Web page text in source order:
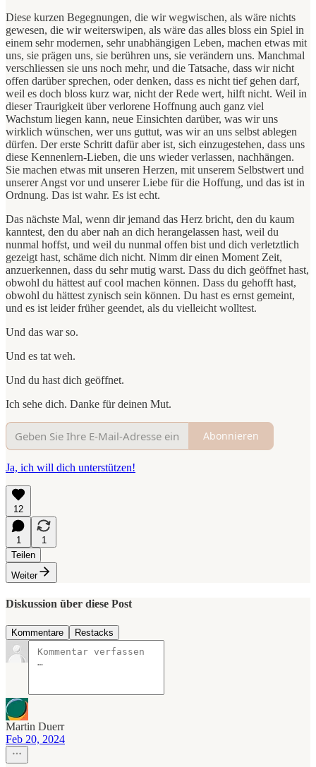
Diese kurzen Begegnungen, die wir wegwischen, als wäre nichts
gewesen, die wir weiterswipen, als wäre das alles bloss ein Spiel in
einem sehr modernen, sehr unabhängigen Leben, machen etwas mit
uns, sie prägen uns, sie berühren uns, sie verändern uns. Manchmal
verschliessen sie uns noch mehr, und die Tatsache, dass wir nicht
offen darüber sprechen, oder denken, dass es nicht tief gehen darf,
weil es doch bloss kurz war, nicht der Rede wert, hilft nicht. Weil in
dieser Traurigkeit über verlorene Hoffnung auch ganz viel
Wachstum liegen kann, neue Einsichten darüber, was wir uns
wirklich wünschen, wer uns guttut, was wir an uns selbst ablegen
dürfen. Der erste Schritt dafür aber ist, sich einzugestehen, dass uns
diese Kennenlern-Lieben, die uns wieder verlassen, nachhängen.
Sie machen etwas mit unseren Herzen, mit unserem Selbstwert und
unserer Angst vor und unserer Liebe für die Hoffung, und das ist in
Ordnung. Das ist wahr. Es ist echt.
Das nächste Mal, wenn dir jemand das Herz bricht, den du kaum
kanntest, den du aber nah an dich herangelassen hast, weil du
nunmal hoffst, und weil du nunmal offen bist und dich verletztlich
gezeigt hast, schäme dich nicht. Nimm dir einen Moment Zeit,
anzuerkennen, dass du sehr mutig warst. Dass du dich geöffnet hast,
obwohl du hättest auf cool machen können. Dass du gehofft hast,
obwohl du hättest zynisch sein können. Du hast es ernst gemeint,
und es ist leider früher geendet, als du vielleicht wolltest.
Und das war so.
Und es tat weh.
Und du hast dich geöffnet.
Ich sehe dich. Danke für deinen Mut.
Abonnieren
Ja, ich will dich unterstützen!
12
1
1
Teilen
Weiter
Diskussion über diese Post
Kommentare Restacks
Martin Duerr
Feb 20, 2024